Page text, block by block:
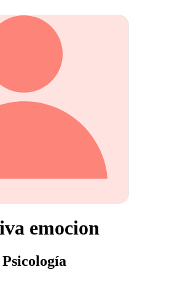
emocion
Psicología